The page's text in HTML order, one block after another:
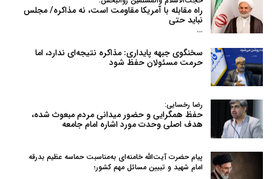
راه مقابله با آمریکا مقاومت است، نه مذاکره/ مجلس
نباید حتی
…
سخنگوی جبهه پایداری: مذاکره نتیجه‌ای ندارد، اما
حرمت مسئولان حفظ شود
رضا رخسایی:
حفظ همگرایی و حضور میدانی مردم مبعوث شده،
هدف اصلی وحدت مورد اشاره امام جامعه
پیام حضرت آیت‌الله خامنه‌ای به‌مناسبت حماسه عظیم بدرقه
امام شهید و تبیین مسائل مهم کشور؛